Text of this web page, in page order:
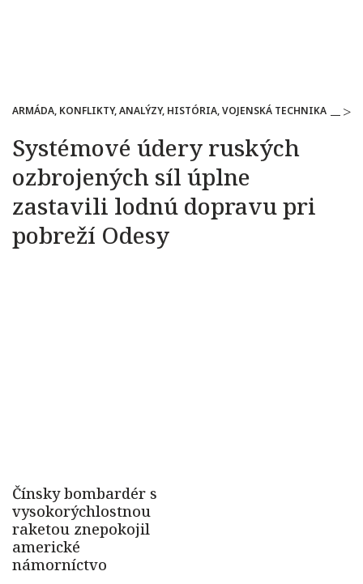
ARMÁDA, KONFLIKTY, ANALÝZY, HISTÓRIA, VOJENSKÁ TECHNIKA